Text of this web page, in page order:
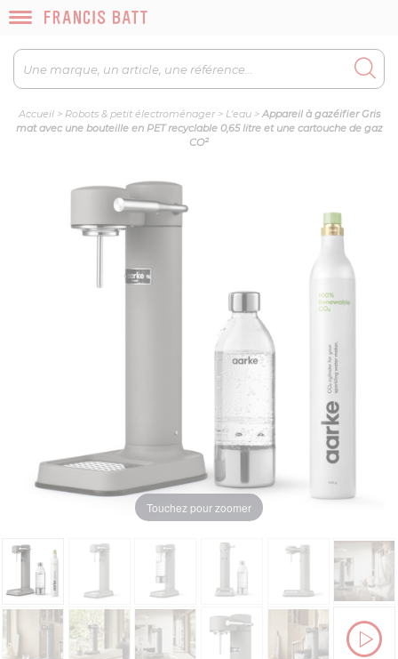
Accueil> Robots & petit électroménager> L'eau>Appareil à gazéifier Gris
mat avec une bouteille en PET recyclable 0,65 litre et une cartouche de gaz
CO²
Touchez pour zoomer